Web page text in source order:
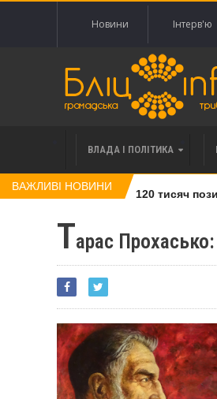
Новини Інтерв'ю
ВЛАДА І ПОЛІТИКА
ВАЖЛИВІ НОВИНИ
права вимоги за 120 тисяч
Тарас